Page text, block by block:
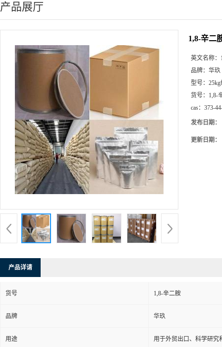
产品展厅
1,8-辛二
英文名称：
品牌： 华玖
型号：
货号： 1,8-
cas： 373-
发布日期：
更新日期：
产品详请
货号 1,8-辛二胺
品牌 华玖
用途 用于外贸出口、科学研究